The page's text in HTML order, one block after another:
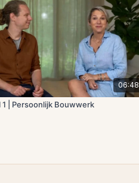
06:48
1 | Persoonlijk Bouwwerk